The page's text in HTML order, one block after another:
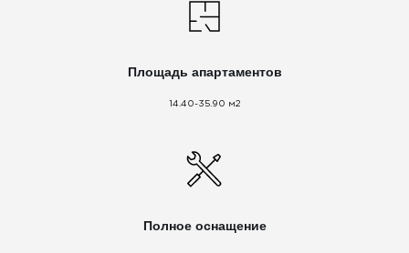
Площадь апартаментов
14.40-35.90 м2
Полное оснащение